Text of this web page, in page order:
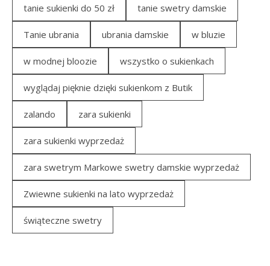
tanie sukienki do 50 zł tanie swetry damskie
Tanie ubrania ubrania damskie w bluzie
w modnej bloozie wszystko o sukienkach
wyglądaj pięknie dzięki sukienkom z Butik
zalando zara sukienki
zara sukienki wyprzedaż
zara swetrym Markowe swetry damskie wyprzedaż
Zwiewne sukienki na lato wyprzedaż
świąteczne swetry